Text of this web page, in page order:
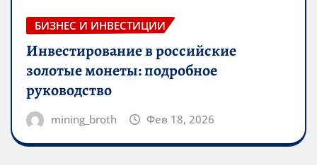
БИЗНЕС И ИНВЕСТИЦИИ
Инвестирование в российские
золотые монеты: подробное
руководство
mining_broth Фев 18, 2026